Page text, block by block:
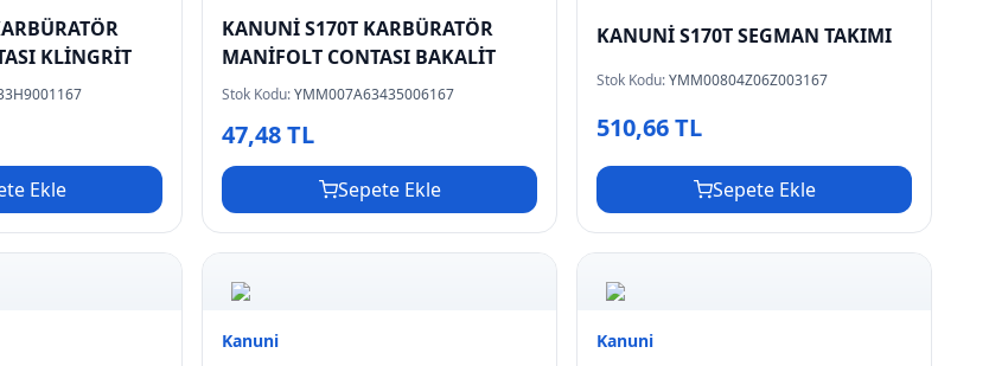
MANİFOLT CONTASI KLİNGRİT
Ekle
KANUNİ S170T KARBÜRATÖR
MANİFOLT CONTASI BAKALİT
Stok Kodu:YMM007A63435006167
47,48 TL
Sepete Ekle
KANUNİ S170T SEGMAN TAKIMI
Stok Kodu:YMM00804Z06Z003167
510,66 TL
Sepete Ekle
Kanuni Kanuni